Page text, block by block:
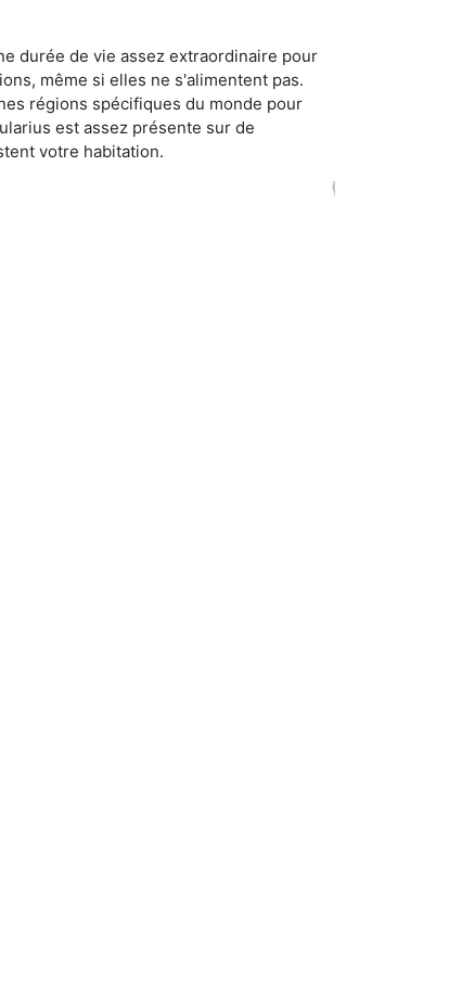
durée de vie assez extraordinaire pour
même si elles ne s'alimentent pas.
régions spécifiques du monde pour
est assez présente sur de
votre habitation.